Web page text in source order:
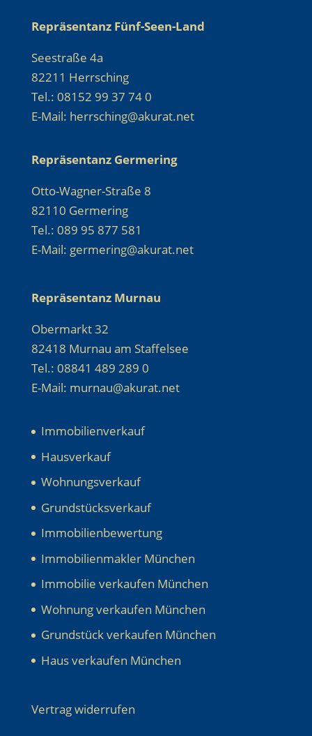
Repräsentanz Fünf-Seen-Land
Seestraße 4a
82211 Herrsching
Tel.: 08152 99 37 74 0
E-Mail: herrsching@akurat.net
Repräsentanz Germering
Otto-Wagner-Straße 8
82110 Germering
Tel.: 089 95 877 581
E-Mail: germering@akurat.net
Repräsentanz Murnau
Obermarkt 32
82418 Murnau am Staffelsee
Tel.: 08841 489 289 0
E-Mail: murnau@akurat.net
Immobilienverkauf
Hausverkauf
Wohnungsverkauf
Grundstücksverkauf
Immobilienbewertung
Immobilienmakler München
Immobilie verkaufen München
Wohnung verkaufen München
Grundstück verkaufen München
Haus verkaufen München
Vertrag widerrufen